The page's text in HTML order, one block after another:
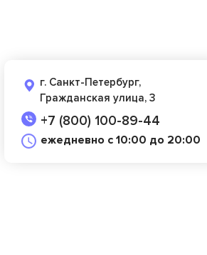
г. Санкт-Петербург,
Гражданская улица, 3
+7 (800) 100-89-44
ежедневно с 10:00 до 20:00